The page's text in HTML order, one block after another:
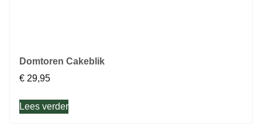
Domtoren Cakeblik
€ 29,95
Lees verder